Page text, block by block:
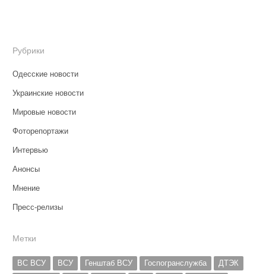
Рубрики
Одесские новости
Украинские новости
Мировые новости
Фоторепортажи
Интервью
Анонсы
Мнение
Пресс-релизы
Метки
ВС ВСУ ВСУ Генштаб ВСУ Госпогранслужба
ДТЭК